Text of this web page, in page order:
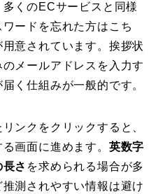
くのECサービスと同様
ードを忘れた方はこち
意されています。挨拶状
メールアドレスを入力す
く仕組みが一般的です。
ンクをクリックすると、
画面に進めます。 英数字
さ を求められる場合が多
測されやすい情報は避け